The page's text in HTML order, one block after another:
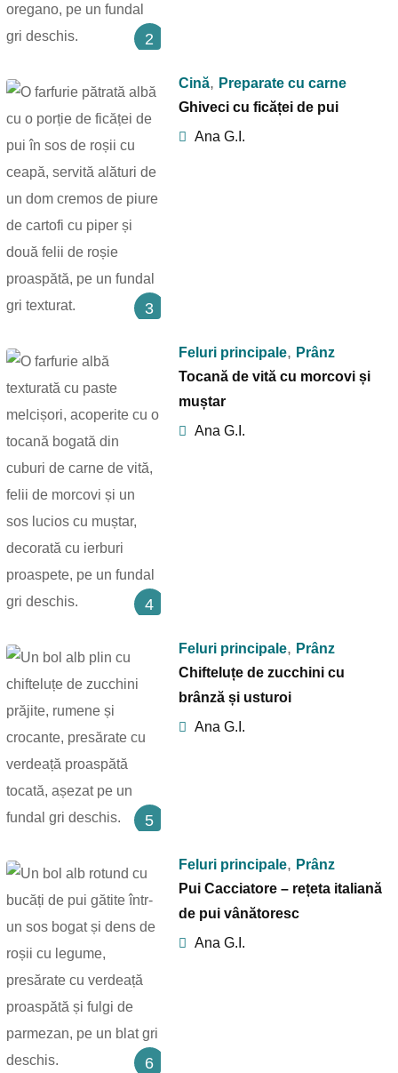
2
3
Cină, Preparate cu carne
Ghiveci cu ficăței de pui
Ana G.I.
4
Feluri principale, Prânz
Tocană de vită cu morcovi și
muștar
Ana G.I.
5
Feluri principale, Prânz
Chifteluțe de zucchini cu
brânză și usturoi
Ana G.I.
6
Feluri principale, Prânz
Pui Cacciatore – rețeta italiană
de pui vânătoresc
Ana G.I.